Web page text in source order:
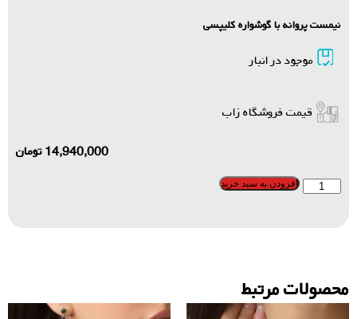
نیمست پروانه با گوشواره کلیپسی
موجود در انبار
قیمت فروشگاه زاب
14,940,000تومان
افزودن به سبد خرید
محصولات مرتبط